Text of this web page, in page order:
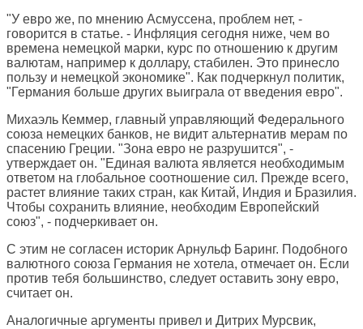
"У евро же, по мнению Асмуссена, проблем нет, -
говорится в статье. - Инфляция сегодня ниже, чем во
времена немецкой марки, курс по отношению к другим
валютам, например к доллару, стабилен. Это принесло
пользу и немецкой экономике". Как подчеркнул политик,
"Германия больше других выиграла от введения евро".
Михаэль Кеммер, главный управляющий Федерального
союза немецких банков, не видит альтернатив мерам по
спасению Греции. "Зона евро не разрушится", -
утверждает он. "Единая валюта является необходимым
ответом на глобальное соотношение сил. Прежде всего,
растет влияние таких стран, как Китай, Индия и Бразилия.
Чтобы сохранить влияние, необходим Европейский
союз", - подчеркивает он.
С этим не согласен историк Арнульф Баринг. Подобного
валютного союза Германия не хотела, отмечает он. Если
против тебя большинство, следует оставить зону евро,
считает он.
Аналогичные аргументы привел и Дитрих Мурсвик,